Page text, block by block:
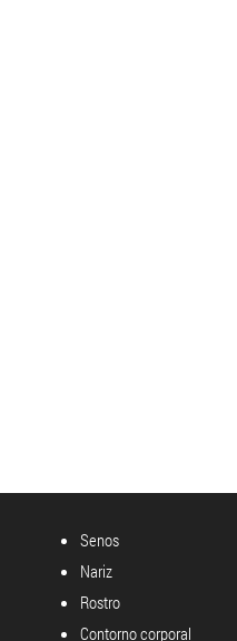
Senos
Nariz
Rostro
Contorno corporal